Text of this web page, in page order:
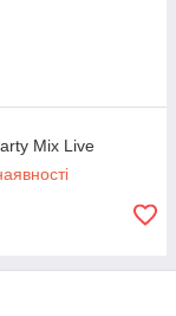
Mix Live